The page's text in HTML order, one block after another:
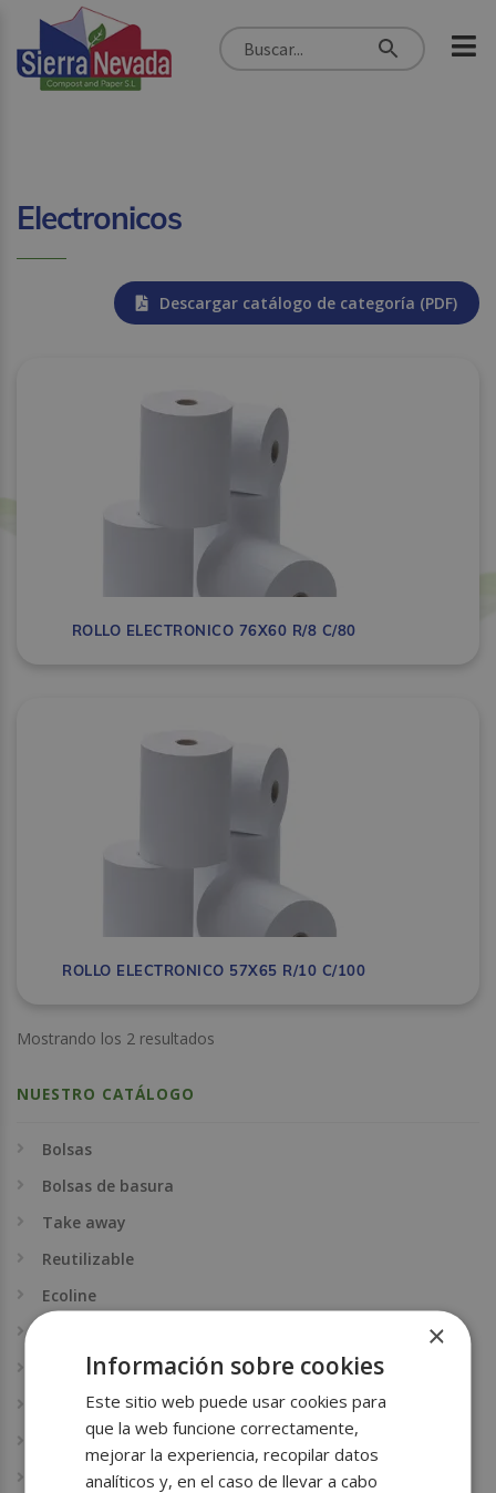
Electronicos
Descargar catálogo de categoría (PDF)
ROLLO ELECTRONICO 76X60 R/8 C/80
ROLLO ELECTRONICO 57X65 R/10 C/100
Mostrando los 2 resultados
NUESTRO CATÁLOGO
Bolsas
Bolsas de basura
Take away
Reutilizable
Ecoline
Papel alimentario
Envases para repostería
Film alimentario
Film para paletizar
×
Información sobre cookies
Este sitio web puede usar cookies para
que la web funcione correctamente,
mejorar la experiencia, recopilar datos
analíticos y, en el caso de llevar a cabo